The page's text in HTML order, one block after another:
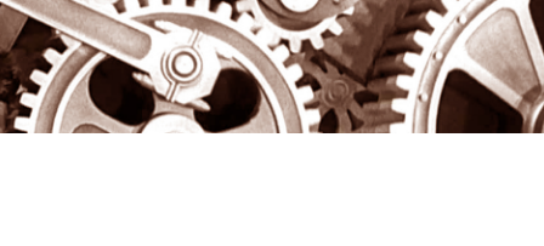
Aller
au
contenu
Cinémolette
Programmation cinéma à St Julien Molin
Molette